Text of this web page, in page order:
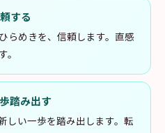
する
らめきを、信頼します。直感
踏み出す
しい一歩を踏み出します。転